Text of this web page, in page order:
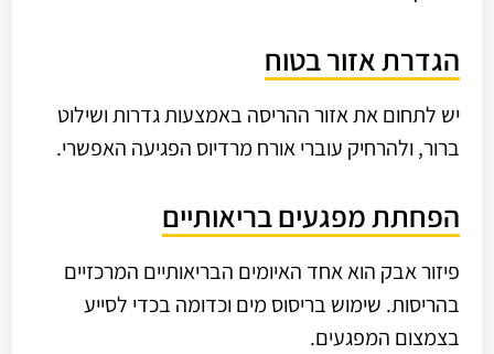
הגדרת אזור בטוח
יש לתחום את אזור ההריסה באמצעות גדרות ושילוט
ברור, ולהרחיק עוברי אורח מרדיוס הפגיעה האפשרי.
הפחתת מפגעים בריאותיים
פיזור אבק הוא אחד האיומים הבריאותיים המרכזיים
בהריסות. שימוש בריסוס מים וכדומה בכדי לסייע
בצמצום המפגעים.